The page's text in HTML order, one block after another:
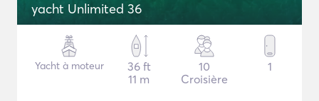
yacht Unlimited 36
Yacht à moteur
36 ft
11 m
10
Croisière
1